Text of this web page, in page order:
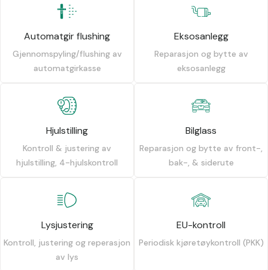
Automatgir flushing
Gjennomspyling/flushing av
automatgirkasse
Eksosanlegg
Reparasjon og bytte av
eksosanlegg
Hjulstilling
Kontroll & justering av
hjulstilling, 4-hjulskontroll
Bilglass
Reparasjon og bytte av front-,
bak-, & siderute
Lysjustering
Kontroll, justering og reperasjon
av lys
EU-kontroll
Periodisk kjøretøykontroll (PKK)